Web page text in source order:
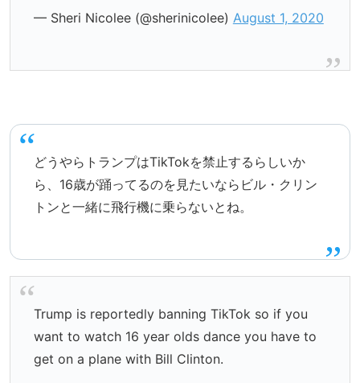
— Sheri Nicolee (@sherinicolee) August 1, 2020
どうやらトランプはTikTokを禁止するらしいか
ら、16歳が踊ってるのを見たいならビル・クリン
トンと一緒に飛行機に乗らないとね。
Trump is reportedly banning TikTok so if you
want to watch 16 year olds dance you have to
get on a plane with Bill Clinton.